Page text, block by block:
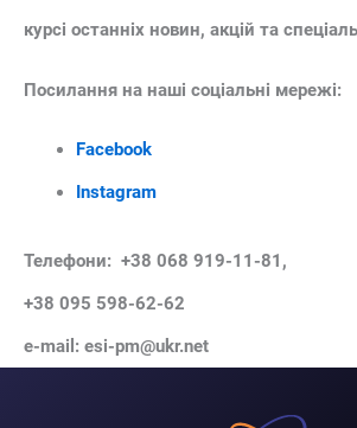
курсі останніх новин, акцій та
Посилання на наші соціальні мережі:
Facebook
Instagram
Телефони: +38 068 919-11-81,
+38 095 598-62-62
e-mail: esi-pm@ukr.net